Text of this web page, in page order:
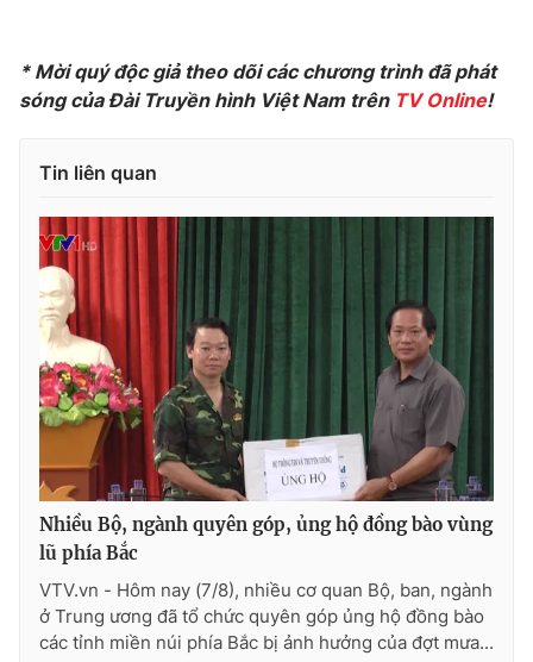
Emagazine Podcast
Photo
Video Shorts video
VTV Money VTV Thể thao
VTV Sức khoẻ Bất động sản
Thị trường 24h Tấm lòng Việt
VTV4 Vươn mình bằng AI
VTV9 VTV8
Liên hệ tòa soạn English
* Mời quý độc giả theo dõi các chương trình đã phát
sóng của Đài Truyền hình Việt Nam trên TV Online!
Tin liên quan
Nhiều Bộ, ngành quyên góp, ủng hộ đồng bào vùng
lũ phía Bắc
VTV.vn - Hôm nay (7/8), nhiều cơ quan Bộ, ban, ngành
ở Trung ương đã tổ chức quyên góp ủng hộ đồng bào
các tỉnh miền núi phía Bắc bị ảnh hưởng của đợt mưa...